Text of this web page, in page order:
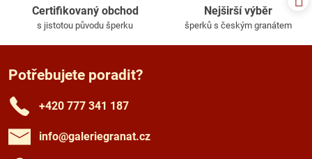
Certifikovaný obchod
s jistotou původu šperku
Nejširší výběr
šperků s českým granátem
Potřebujete poradit?
+420 777 341 187
info​@galeriegranat​.cz